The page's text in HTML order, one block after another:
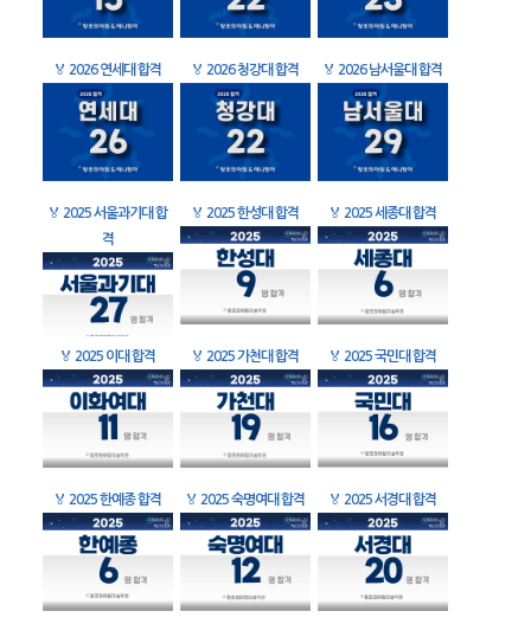
🏅 2026 연세대 합격 🏅 2026 청강대 합격 🏅 2026 남서울대 합격
🏅 2025 서울과기대 합
격
🏅 2025 한성대 합격 🏅 2025 세종대 합격
🏅 2025 이대 합격 🏅 2025 가천대 합격 🏅 2025 국민대 합격
🏅 2025 한예종 합격 🏅 2025 숙명여대 합격 🏅 2025 서경대 합격